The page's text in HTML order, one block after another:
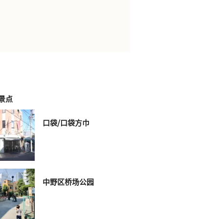
点
口袋/口袋方巾
中野区桥场公园